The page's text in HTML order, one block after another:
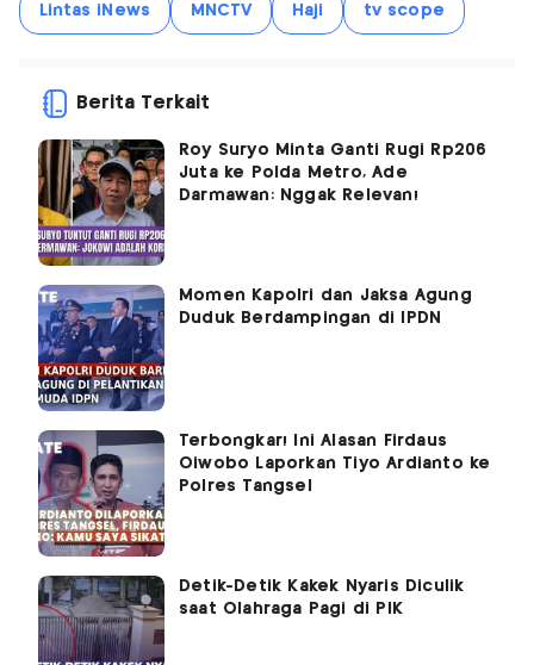
Lintas iNews MNCTV Haji tv scope
Berita Terkait
Roy Suryo Minta Ganti Rugi Rp206
Juta ke Polda Metro, Ade
Darmawan: Nggak Relevan!
Momen Kapolri dan Jaksa Agung
Duduk Berdampingan di IPDN
Terbongkar! Ini Alasan Firdaus
Oiwobo Laporkan Tiyo Ardianto ke
Polres Tangsel
Detik-Detik Kakek Nyaris Diculik
saat Olahraga Pagi di PIK